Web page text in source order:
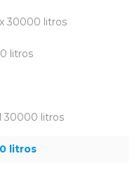
30000 litros
litros
30000 litros
litros